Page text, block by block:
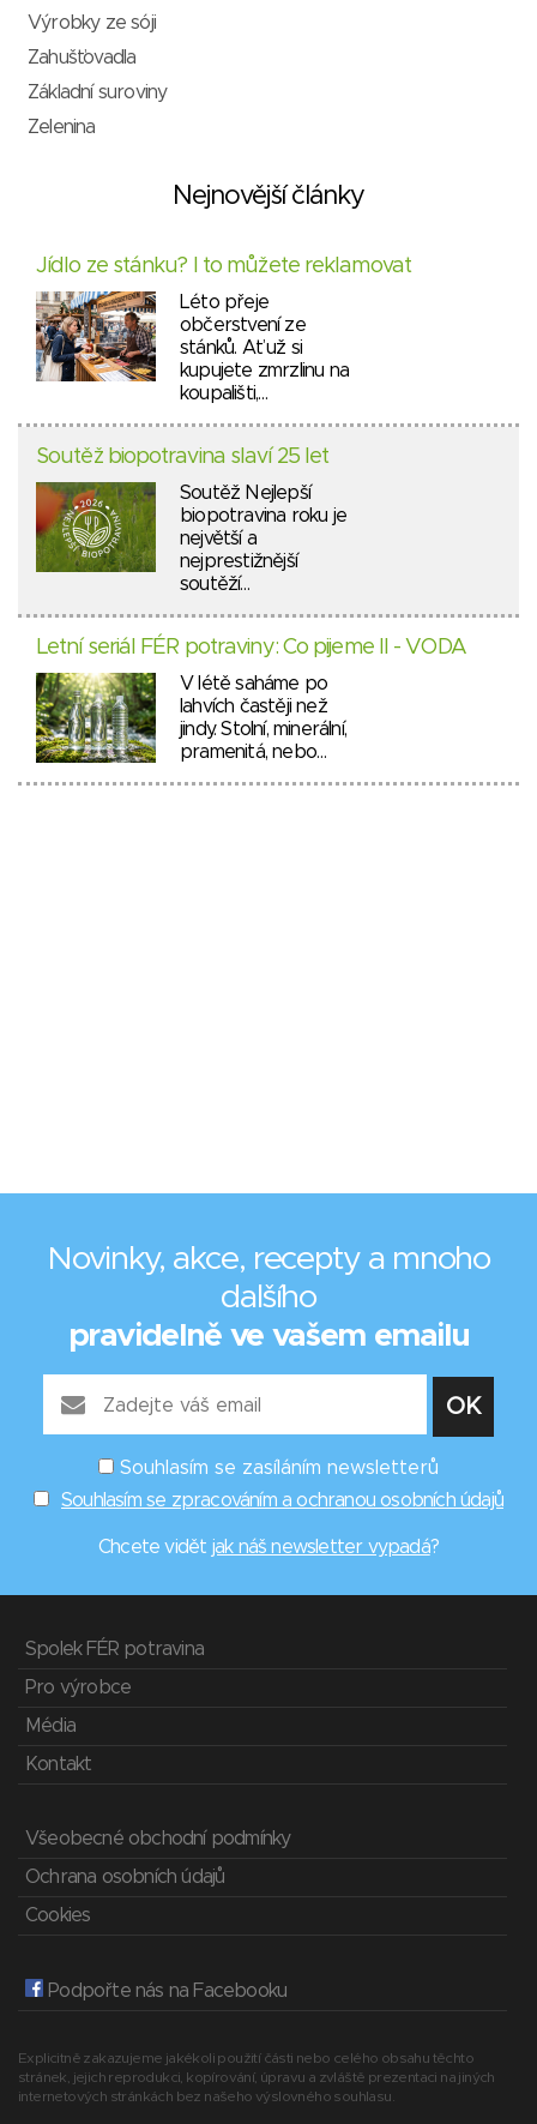
Výrobky ze sóji
Zahušťovadla
Základní suroviny
Zelenina
Nejnovější články
Jídlo ze stánku? I to můžete reklamovat
Léto přeje
občerstvení ze
stánků. Ať už si
kupujete zmrzlinu na
koupališti,…
Soutěž biopotravina slaví 25 let
Soutěž Nejlepší
biopotravina roku je
největší a
nejprestižnější
soutěží…
Letní seriál FÉR potraviny: Co pijeme II - VODA
V létě saháme po
lahvích častěji než
jindy. Stolní, minerální,
pramenitá, nebo…
Novinky, akce, recepty a mnoho
dalšího
pravidelně ve vašem emailu
Souhlasím se zasíláním newsletterů
Souhlasím se zpracováním a ochranou osobních údajů
Chcete vidět jak náš newsletter vypadá?
Spolek FÉR potravina
Pro výrobce
Média
Kontakt
Všeobecné obchodní podmínky
Ochrana osobních údajů
Cookies
Podpořte nás na Facebooku
Explicitně zakazujeme jakékoli použití části nebo celého obsahu těchto
stránek, jejich reprodukci, kopírování, úpravu a zvláště prezentaci na jiných
internetových stránkách bez našeho výslovného souhlasu.